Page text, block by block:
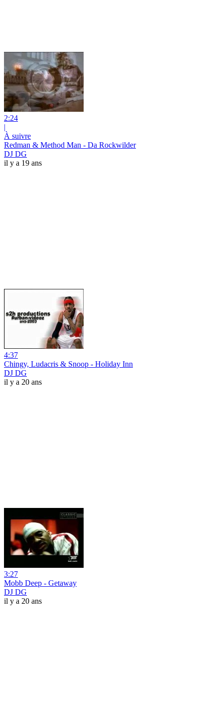
2:24
|
À suivre
Redman & Method Man - Da Rockwilder
DJ DG
il y a 19 ans
4:37
Chingy, Ludacris & Snoop - Holiday Inn
DJ DG
il y a 20 ans
3:27
Mobb Deep - Getaway
DJ DG
il y a 20 ans